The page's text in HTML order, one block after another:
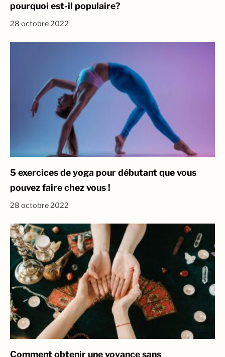
pourquoi est-il populaire?
28 octobre 2022
5 exercices de yoga pour débutant que vous
pouvez faire chez vous !
28 octobre 2022
Comment obtenir une voyance sans